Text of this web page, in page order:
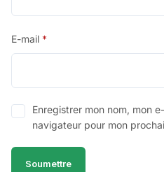
E-mail *
Enregistrer mon nom, mon
navigateur pour mon